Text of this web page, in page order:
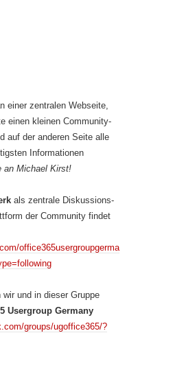
einer zentralen Webseite,
einen kleinen Community-
auf der anderen Seite alle
Informationen
an Michael Kirst!
als zentrale Diskussions-
der Community findet
office365usergroupgerma
wir und in dieser Gruppe
Usergroup Germany
groups/ugoffice365/?